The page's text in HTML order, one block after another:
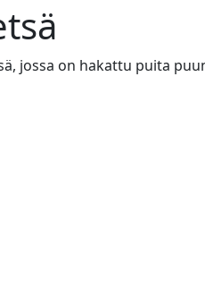
jossa on hakattu puita